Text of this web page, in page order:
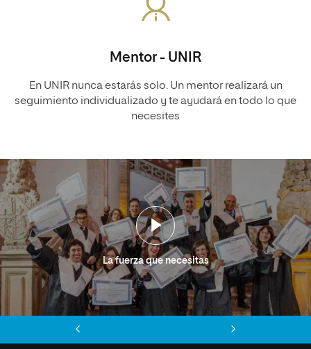
Mentor - UNIR
En UNIR nunca estarás solo. Un mentor realizará un
seguimiento individualizado y te ayudará en todo lo que
necesites
La fuerza que necesitas